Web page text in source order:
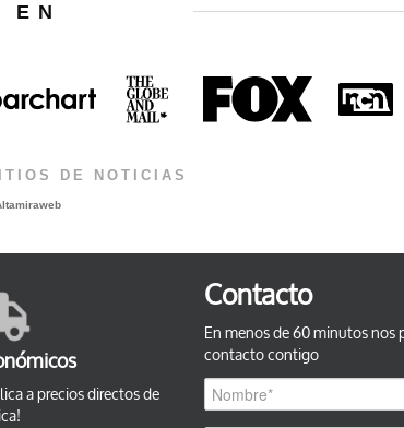
EN
DE NOTICIAS
a precios directos de
Contacto
En menos de 60 minutos nos
contacto contigo